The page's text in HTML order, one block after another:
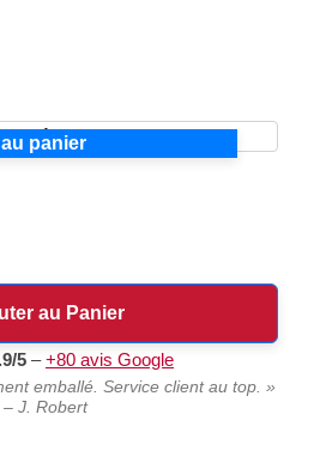
panier
au Panier
5 –+80 avis Google
emballé. Service client au top. »
– J. Robert